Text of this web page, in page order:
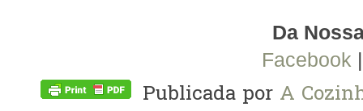
Da
Facebook
Publicada por A